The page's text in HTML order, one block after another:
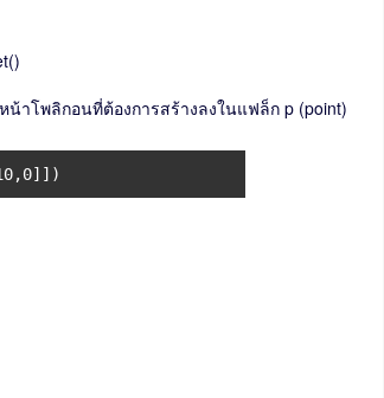
าโพลิกอนที่ต้องการสร้างลงในแฟล็ก p (point)